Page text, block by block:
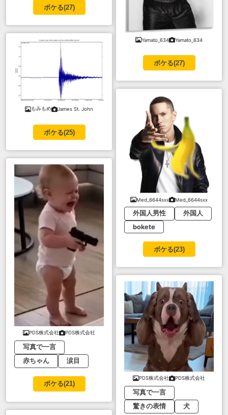
ボケる(27)
もみもめ James St. John
ボケる(25)
PDS株式会社 PDS株式会社
写真で一言
赤ちゃん
涙目
ボケる(21)
Yamato_634 Yamato_634
ボケる(27)
Med_6644sxx Med_6644sxx
外国人男性
外国人
bokete
ボケる(23)
PDS株式会社 PDS株式会社
写真で一言
驚きの表情
犬